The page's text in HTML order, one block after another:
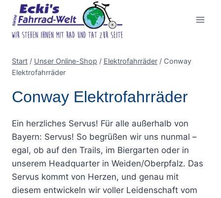
Inhalt
springen
Start / Unser Online-Shop / Elektrofahrräder / Conway
Elektrofahrräder
Conway Elektrofahrräder
Ein herzliches Servus! Für alle außerhalb von
Bayern: Servus! So begrüßen wir uns nunmal –
egal, ob auf den Trails, im Biergarten oder in
unserem Headquarter in Weiden/Oberpfalz. Das
Servus kommt von Herzen, und genau mit
diesem entwickeln wir voller Leidenschaft vom